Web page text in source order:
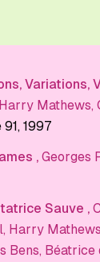
Variations,
Harry Mathews,
, 1997
, Georges
Sauve ,
, Harry Mathews
Bens, Béatrice